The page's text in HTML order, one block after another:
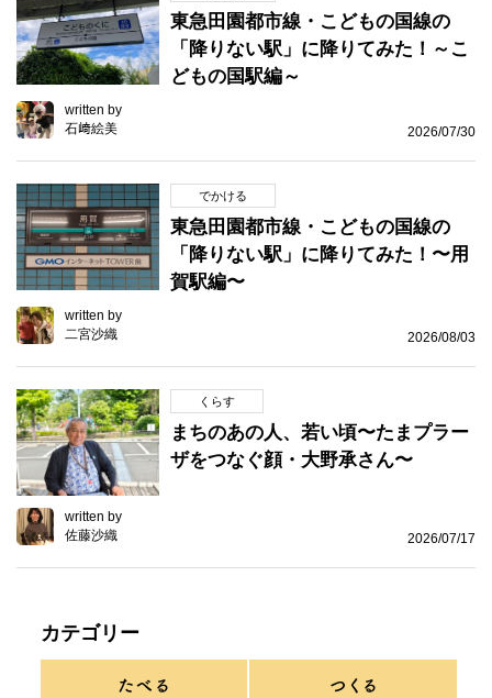
東急田園都市線・こどもの国線の
「降りない駅」に降りてみた！～こ
どもの国駅編～
written by
石﨑絵美
2026/07/30
でかける
東急田園都市線・こどもの国線の
「降りない駅」に降りてみた！〜用
賀駅編〜
written by
二宮沙織
2026/08/03
くらす
まちのあの人、若い頃〜たまプラー
ザをつなぐ顔・大野承さん〜
written by
佐藤沙織
2026/07/17
カテゴリー